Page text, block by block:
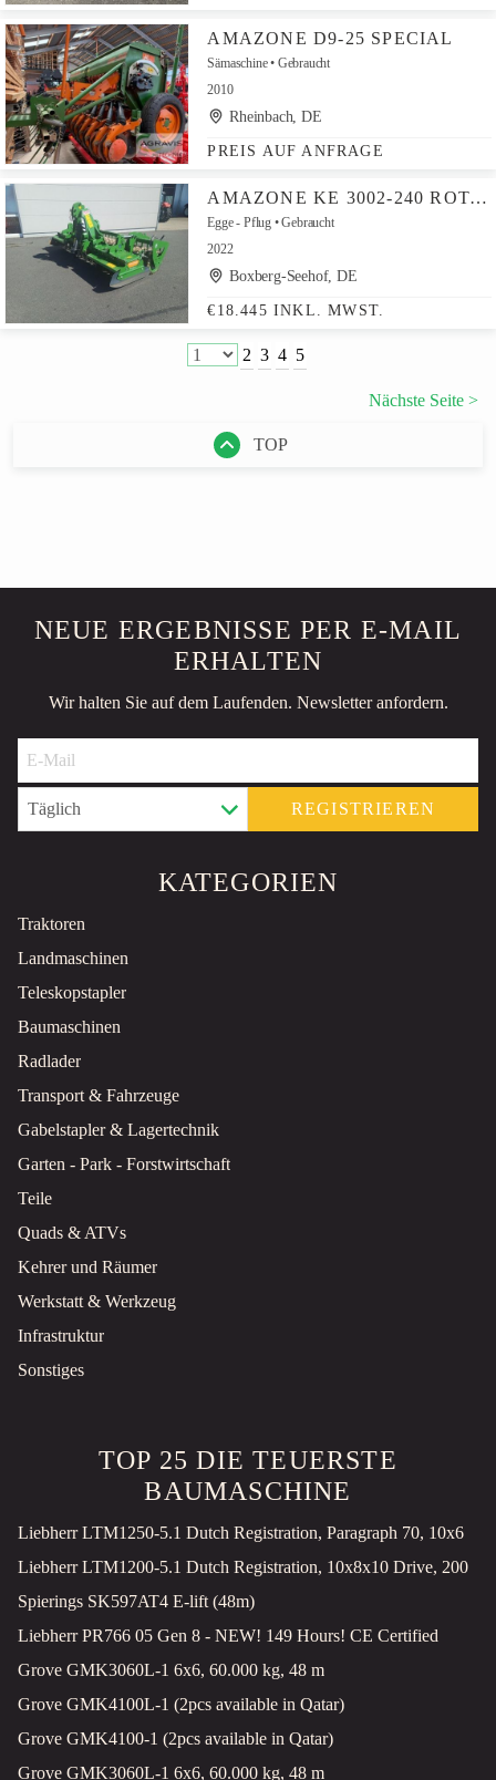
AMAZONE D9-25 SPECIAL
Sämaschine
Gebraucht
2010
Rheinbach, DE
PREIS AUF ANFRAGE
AMAZONE KE 3002-240 ROTAMIX
Egge - Pflug
Gebraucht
2022
Boxberg-Seehof, DE
€18.445 INKL. MWST.
2 3 4 5
Nächste Seite >
TOP
NEUE ERGEBNISSE PER E-MAIL
ERHALTEN
Wir halten Sie auf dem Laufenden. Newsletter anfordern.
REGISTRIEREN
KATEGORIEN
Traktoren
Landmaschinen
Teleskopstapler
Baumaschinen
Radlader
Transport & Fahrzeuge
Gabelstapler & Lagertechnik
Garten - Park - Forstwirtschaft
Teile
Quads & ATVs
Kehrer und Räumer
Werkstatt & Werkzeug
Infrastruktur
Sonstiges
TOP 25 DIE TEUERSTE
BAUMASCHINE
Liebherr LTM1250-5.1 Dutch Registration, Paragraph 70, 10x6
Liebherr LTM1200-5.1 Dutch Registration, 10x8x10 Drive, 200
Spierings SK597AT4 E-lift (48m)
Liebherr PR766 05 Gen 8 - NEW! 149 Hours! CE Certified
Grove GMK3060L-1 6x6, 60.000 kg, 48 m
Grove GMK4100L-1 (2pcs available in Qatar)
Grove GMK4100-1 (2pcs available in Qatar)
Grove GMK3060L-1 6x6, 60.000 kg, 48 m